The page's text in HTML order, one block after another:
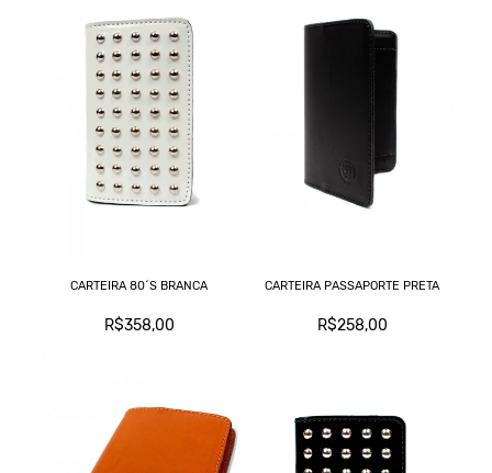
CARTEIRA 80´S BRANCA
R$358,00
CARTEIRA PASSAPORTE PRETA
R$258,00